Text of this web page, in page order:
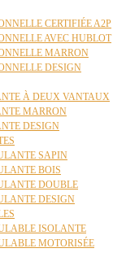
CERTIFIÉE A2P
AVEC HUBLOT
MARRON
DESIGN
À DEUX VANTAUX
MARRON
DESIGN
SAPIN
BOIS
DOUBLE
DESIGN
ISOLANTE
MOTORISÉE